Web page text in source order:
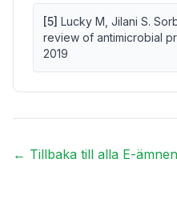
[5] Lucky M, Jilani S.
review of antimicrobial
2019
← Tillbaka till alla E-ämnen